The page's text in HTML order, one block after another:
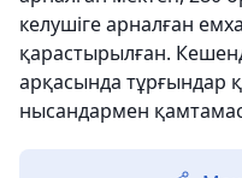
келушіге арналған
қарастырылған.
арқасында тұрғындар
нысандармен